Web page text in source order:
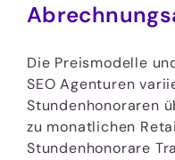
Die Preismodelle
SEO Agenturen
Stundenhonoraren
zu monatlichen
Stundenhonorare